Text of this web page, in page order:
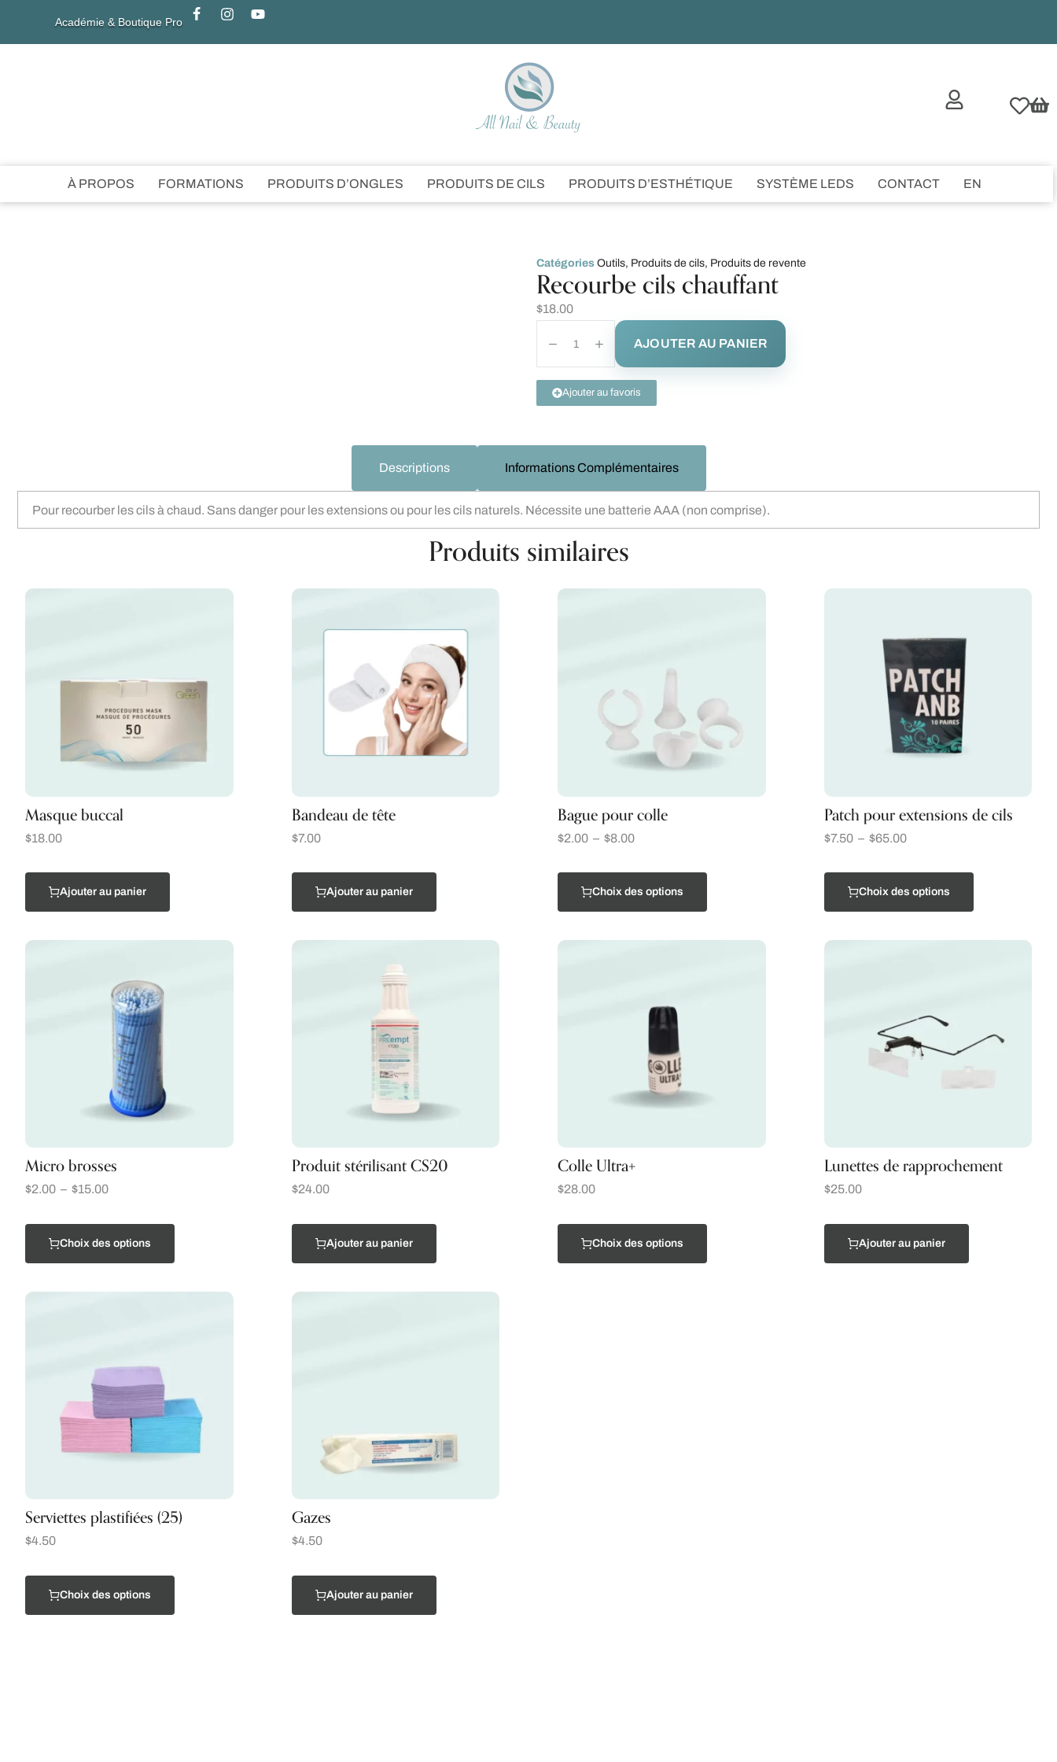
Académie & Boutique Pro
À PROPOS FORMATIONS PRODUITS D’ONGLES PRODUITS DE CILS PRODUITS D’ESTHÉTIQUE SYSTÈME LEDS CONTACT EN
Catégories Outils, Produits de cils, Produits de revente
Recourbe cils chauffant
$18.00
AJOUTER AU PANIER
Ajouter au favoris
Descriptions Informations Complémentaires
Pour recourber les cils à chaud. Sans danger pour les extensions ou pour les cils naturels. Nécessite une batterie AAA (non comprise).
Produits similaires
Masque buccal
$18.00
Ajouter au panier
Bandeau de tête
$7.00
Ajouter au panier
Bague pour colle
$2.00 – $8.00
Choix des options
Patch pour extensions de cils
$7.50 – $65.00
Choix des options
Micro brosses
$2.00 – $15.00
Choix des options
Produit stérilisant CS20
$24.00
Ajouter au panier
Colle Ultra+
$28.00
Choix des options
Lunettes de rapprochement
$25.00
Ajouter au panier
Serviettes plastifiées (25)
$4.50
Choix des options
Gazes
$4.50
Ajouter au panier